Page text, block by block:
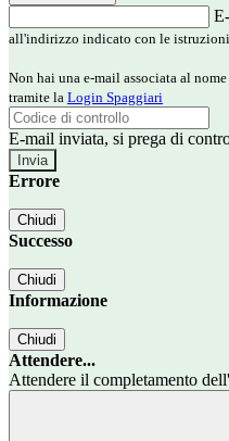
all'indirizzo indicato con le istruzioni
Non hai una e-mail associata al
tramite la Login Spaggiari
E-mail inviata, si prega di
Errore
Chiudi
Successo
Chiudi
Informazione
Chiudi
Attendere...
Attendere il completamento